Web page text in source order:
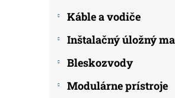
Káble a vodiče
Inštalačný úložný
Bleskozvody
Modulárne prístroje